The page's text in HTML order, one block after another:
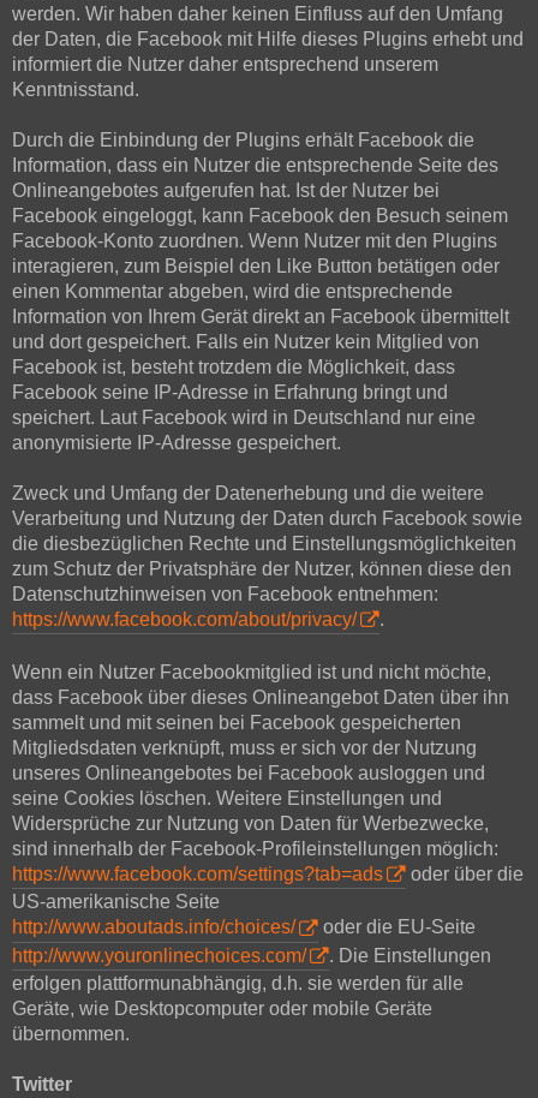
werden. Wir haben daher keinen Einfluss auf den Umfang
der Daten, die Facebook mit Hilfe dieses Plugins erhebt und
informiert die Nutzer daher entsprechend unserem
Kenntnisstand.
Durch die Einbindung der Plugins erhält Facebook die
Information, dass ein Nutzer die entsprechende Seite des
Onlineangebotes aufgerufen hat. Ist der Nutzer bei
Facebook eingeloggt, kann Facebook den Besuch seinem
Facebook-Konto zuordnen. Wenn Nutzer mit den Plugins
interagieren, zum Beispiel den Like Button betätigen oder
einen Kommentar abgeben, wird die entsprechende
Information von Ihrem Gerät direkt an Facebook übermittelt
und dort gespeichert. Falls ein Nutzer kein Mitglied von
Facebook ist, besteht trotzdem die Möglichkeit, dass
Facebook seine IP-Adresse in Erfahrung bringt und
speichert. Laut Facebook wird in Deutschland nur eine
anonymisierte IP-Adresse gespeichert.
Zweck und Umfang der Datenerhebung und die weitere
Verarbeitung und Nutzung der Daten durch Facebook sowie
die diesbezüglichen Rechte und Einstellungsmöglichkeiten
zum Schutz der Privatsphäre der Nutzer, können diese den
Datenschutzhinweisen von Facebook entnehmen:
https://www.facebook.com/about/privacy/
.
Wenn ein Nutzer Facebookmitglied ist und nicht möchte,
dass Facebook über dieses Onlineangebot Daten über ihn
sammelt und mit seinen bei Facebook gespeicherten
Mitgliedsdaten verknüpft, muss er sich vor der Nutzung
unseres Onlineangebotes bei Facebook ausloggen und
seine Cookies löschen. Weitere Einstellungen und
Widersprüche zur Nutzung von Daten für Werbezwecke,
sind innerhalb der Facebook-Profileinstellungen möglich:
https://www.facebook.com/settings?tab=ads
oder über die
US-amerikanische Seite
http://www.aboutads.info/choices/
oder die EU-Seite
http://www.youronlinechoices.com/
. Die Einstellungen
erfolgen plattformunabhängig, d.h. sie werden für alle
Geräte, wie Desktopcomputer oder mobile Geräte
übernommen.
Twitter